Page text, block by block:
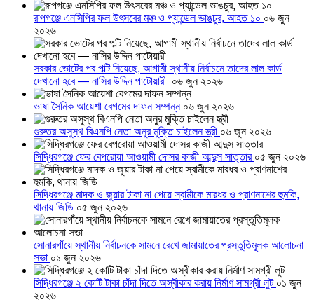
রূপগঞ্জে এনসিপির ফল উৎসবের মঞ্চ ও প্যান্ডেল ভাঙচুর, আহত ১০ ০৬ জুন
২০২৬
সরকার ভোটের পর পল্টি নিয়েছে, আগামী স্থানীয় নির্বাচনে তাদের লাল কার্ড
দেখানো হবে — নাসির উদ্দিন পাটোয়ারী ০৬ জুন ২০২৬
ভাষা সৈনিক আয়েশা বেগমের দাফন সম্পন্ন ০৬ জুন ২০২৬
গুরুতর অসুস্থ বিএনপি নেতা অনুর মুক্তি চাইলেন স্ত্রী ০৬ জুন ২০২৬
সিদ্ধিরগঞ্জে ফের বেপরোয়া আওয়ামী দোসর কাজী আব্দুস সাত্তার ০৫ জুন ২০২৬
সিদ্ধিরগঞ্জে মাদক ও জুয়ার টাকা না পেয়ে স্বামীকে মারধর ও প্রাণনাশের হুমকি,
থানায় জিডি ০৫ জুন ২০২৬
সোনারগাঁয়ে স্থানীয় নির্বাচনকে সামনে রেখে জামায়াতের প্রস্তুতিমূলক আলোচনা
সভা ০১ জুন ২০২৬
সিদ্ধিরগঞ্জে ২ কোটি টাকা চাঁদা দিতে অস্বীকার করায় নির্মাণ সামগ্রী লুট ০১ জুন
২০২৬